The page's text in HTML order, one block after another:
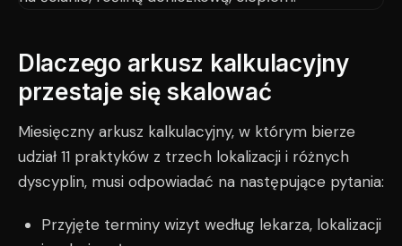
Dlaczego arkusz kalkulacyjny
przestaje się skalować
Miesięczny arkusz kalkulacyjny, w którym bierze
udział 11 praktyków z trzech lokalizacji i różnych
dyscyplin, musi odpowiadać na następujące pytania:
Przyjęte terminy wizyt według lekarza, lokalizacji